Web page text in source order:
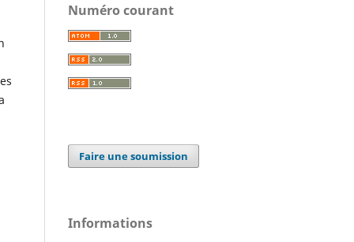
Numéro courant
Faire une soumission
Informations